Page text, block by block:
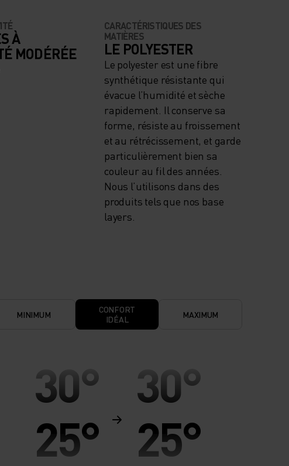
À
MODÉRÉE
CARACTÉRISTIQUES DES
MATIÈRES
LE POLYESTER
Le polyester est une fibre
synthétique résistante qui
évacue l’humidité et sèche
rapidement. Il conserve sa
forme, résiste au froissement
et au rétrécissement, et garde
particulièrement bien sa
couleur au fil des années.
Nous l’utilisons dans des
produits tels que nos base
layers.
MINIMUM
CONFORT
IDÉAL
MAXIMUM
30°
25°
30°
25°